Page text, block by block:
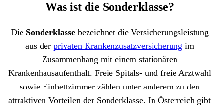
Was ist die Sonderklasse?
Die Sonderklassebezeichnet die Versicherungsleistung
aus der privaten Krankenzusatzversicherung im
Zusammenhang mit einem stationären
Krankenhausaufenthalt. Freie Spitals- und freie Arztwahl
sowie Einbettzimmer zählen unter anderem zu den
attraktiven Vorteilen der Sonderklasse. In Österreich gibt